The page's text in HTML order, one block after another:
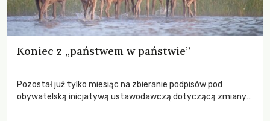
Koniec z „państwem w państwie”
Pozostał już tylko miesiąc na zbieranie podpisów pod
obywatelską inicjatywą ustawodawczą dotyczącą zmiany